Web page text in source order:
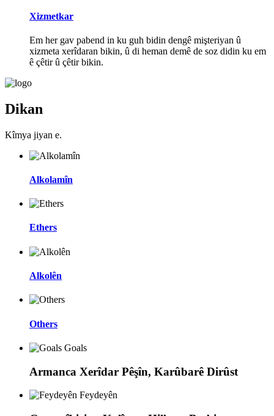
Xizmetkar
Em her gav pabend in ku guh bidin dengê mişteriyan û
xizmeta xerîdaran bikin, û di heman demê de soz didin ku em
ê çêtir û çêtir bikin.
Dikan
Kîmya jiyan e.
Alkolamîn
Ethers
Alkolên
Others
Goals
Armanca Xerîdar Pêşîn, Karûbarê Dirûst
Feydeyên